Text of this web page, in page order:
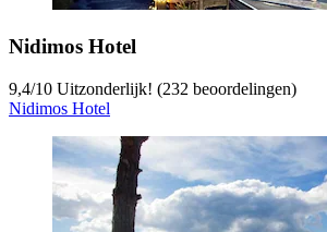
Nidimos Hotel
9,4/10 Uitzonderlijk! (232 beoordelingen)
Nidimos Hotel